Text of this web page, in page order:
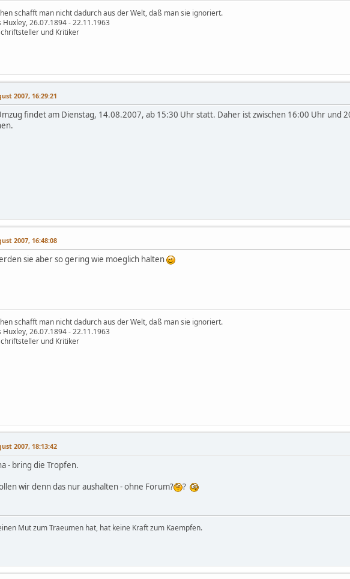
schafft man nicht dadurch aus der Welt, daß man sie ignoriert.
Huxley, 26.07.1894 - 22.11.1963
und Kritiker
2007, 16:29:21
findet am Dienstag, 14.08.2007, ab 15:30 Uhr statt. Daher ist zwischen 16:00 Uhr und
2007, 16:48:08
sie aber so gering wie moeglich halten
schafft man nicht dadurch aus der Welt, daß man sie ignoriert.
Huxley, 26.07.1894 - 22.11.1963
und Kritiker
2007, 18:13:42
- bring die Tropfen.
wir denn das nur aushalten - ohne Forum?
?
Mut zum Traeumen hat, hat keine Kraft zum Kaempfen.